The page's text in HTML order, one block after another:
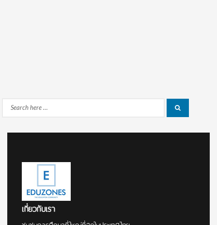
Search
เกี่ยวกับเรา